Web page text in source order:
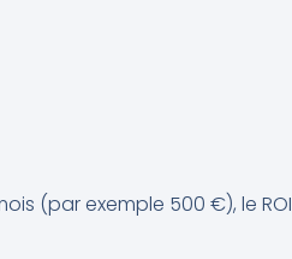
(par exemple 500 €), le ROI